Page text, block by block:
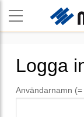
Logga
Användarnamn